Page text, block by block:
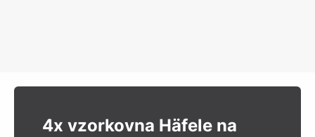
4x vzorkovna Häfele na